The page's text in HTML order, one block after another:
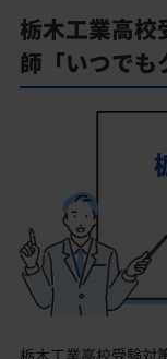
栃木工業高校
師「いつでも